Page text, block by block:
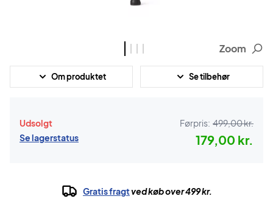
Zoom
Om produktet Se tilbehør
Udsolgt
Se lagerstatus
Førpris: 499,00 kr.
179,00 kr.
Gratis fragtved køb over 499 kr.